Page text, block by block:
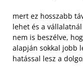
mert ez hosszabb
lehet és a
nem is beszélve,
alapján sokkal jobb
hatással lesz a